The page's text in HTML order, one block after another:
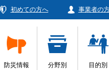
初めての方へ 事業者の
防災情報 分野別 目的別